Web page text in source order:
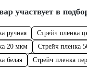
участвует в
ручная
Стрейч пленка
20 мкм
Стрейч пленка
белая
Стрейч пленка